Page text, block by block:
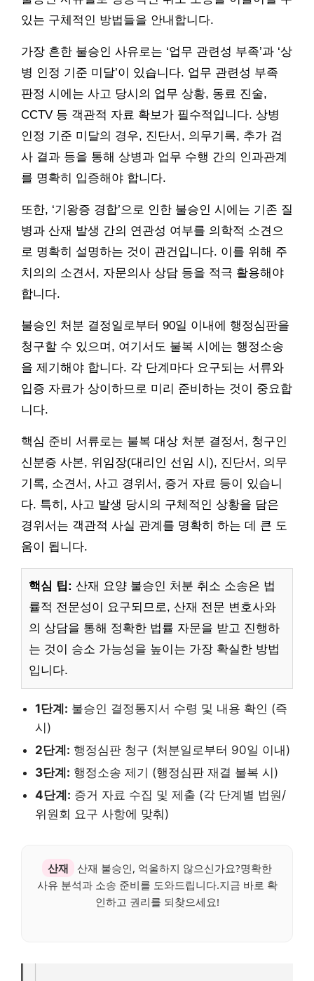
있는 구체적인 방법들을 안내합니다.
가장 흔한 불승인 사유로는 ‘업무 관련성 부족’과 ‘상
병 인정 기준 미달’이 있습니다. 업무 관련성 부족
판정 시에는 사고 당시의 업무 상황, 동료 진술,
CCTV 등 객관적 자료 확보가 필수적입니다. 상병
인정 기준 미달의 경우, 진단서, 의무기록, 추가 검
사 결과 등을 통해 상병과 업무 수행 간의 인과관계
를 명확히 입증해야 합니다.
또한, ‘기왕증 경합’으로 인한 불승인 시에는 기존 질
병과 산재 발생 간의 연관성 여부를 의학적 소견으
로 명확히 설명하는 것이 관건입니다. 이를 위해 주
치의의 소견서, 자문의사 상담 등을 적극 활용해야
합니다.
불승인 처분 결정일로부터 90일 이내에 행정심판을
청구할 수 있으며, 여기서도 불복 시에는 행정소송
을 제기해야 합니다. 각 단계마다 요구되는 서류와
입증 자료가 상이하므로 미리 준비하는 것이 중요합
니다.
핵심 준비 서류로는 불복 대상 처분 결정서, 청구인
신분증 사본, 위임장(대리인 선임 시), 진단서, 의무
기록, 소견서, 사고 경위서, 증거 자료 등이 있습니
다. 특히, 사고 발생 당시의 구체적인 상황을 담은
경위서는 객관적 사실 관계를 명확히 하는 데 큰 도
움이 됩니다.
핵심 팁: 산재 요양 불승인 처분 취소 소송은 법
률적 전문성이 요구되므로, 산재 전문 변호사와
의 상담을 통해 정확한 법률 자문을 받고 진행하
는 것이 승소 가능성을 높이는 가장 확실한 방법
입니다.
1단계: 불승인 결정통지서 수령 및 내용 확인 (즉
시)
2단계: 행정심판 청구 (처분일로부터 90일 이내)
3단계: 행정소송 제기 (행정심판 재결 불복 시)
4단계: 증거 자료 수집 및 제출 (각 단계별 법원/
위원회 요구 사항에 맞춰)
산재
산재 불승인, 억울하지 않으신가요?명확한
사유 분석과 소송 준비를 도와드립니다.지금 바로 확
인하고 권리를 되찾으세요!